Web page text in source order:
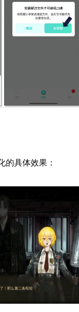
的具体效果：